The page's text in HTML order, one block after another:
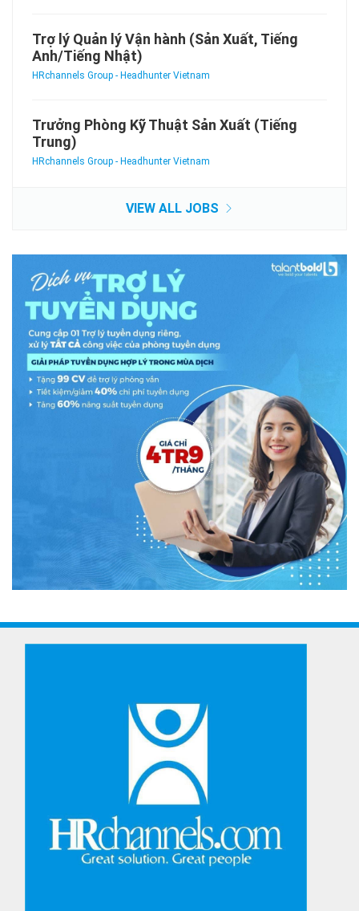
Trợ lý Quản lý Vận hành (Sản Xuất, Tiếng
Anh/Tiếng Nhật)
HRchannels Group - Headhunter Vietnam
Trưởng Phòng Kỹ Thuật Sản Xuất (Tiếng
Trung)
HRchannels Group - Headhunter Vietnam
VIEW ALL JOBS